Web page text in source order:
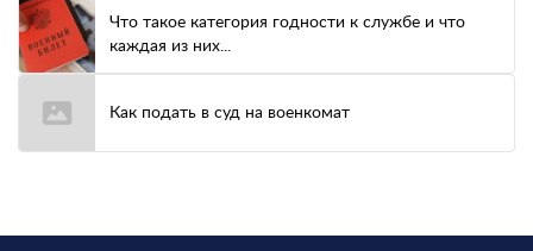
Что такое категория годности к службе и что
каждая из них...
Как подать в суд на военкомат